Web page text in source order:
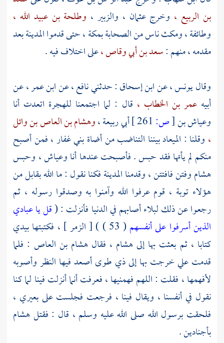
بن الربيع ، وخرجعثمان ، والزبير ، وطلحة بن عبيد الله ،
وطائفة ، ومكث ناس من الصحابةبمكة ،حتى قدمواالمدينةبعد
مقدمه ، منهم :سعد بن أبي وقاص ،على اختلاف فيه .
وقاليونس ،عنابن إسحاق: حدثنينافع ،عنابن عمر ،عن
أبيهعمر بن الخطاب ، قال : لما اجتمعنا للهجرة اتعدت أنا
وعياش بن[ص: أبي ربيعة ،وهشام بن العاص بن وائل
، وقلنا : الميعاد بيننا التناضب من أضاةبني غفار ،فمن أصبح
منكم لم يأتها فقد حبس . فأصبحت عندها أناوعياش ، وحبس
هشاموفتن فافتتن ، وقدمناالمدينةفكنا نقول : ما الله بقابل من
هؤلاء توبة ، قوم عرفوا الله وآمنوا به وصدقوا رسوله ، ثم
رجعوا عن ذلك لبلاء أصابهم في الدنيا فأنزلت : (قل يا عبادي
الذين أسرفوا على أنفسهم
( 53 ) ) [ الزمر ] ، فكتبتها بيدي
كتابا ، ثم بعثت بها إلىهشام ، فقالهشام بن العاص : فلما
قدمت علي خرجت بها إلىذي طوىأصعد فيها النظر وأصوبه
لأفهمها ، فقلت : اللهم فهمنيها ، فعرفت أنما أنزلت فينا لما كنا
نقول في أنفسنا ، ويقال فينا ، فرجعت فجلست على بعيري ،
فلحقت برسول الله صلى الله عليه وسلم ، قال : فقتلهشام
بأجنادين.